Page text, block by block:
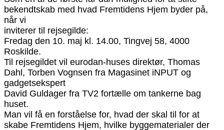
bekendtskab med hvad Fremtidens Hjem byder på,
når vi
inviterer til rejsegilde:
Fredag den 10. maj kl. 14.00, Tingvej 58, 4000
Roskilde.
Til rejsegildet vil eurodan-huses direktør, Thomas
Dahl, Torben Vognsen fra Magasinet iNPUT og
gadgetsekspert
David Guldager fra TV2 fortælle om tankerne bag
huset.
Man vil få en forståelse for, hvad der skal til for at
skabe Fremtidens Hjem, hvilke byggematerialer der